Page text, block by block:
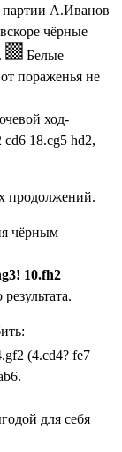
партии А.Иванов
чёрные
Белые
пораженья не
ход-
18.cg5 hd2,
продолжений.
чёрным
10.fh2
.gf2 (4.cd4? fe7
для себя